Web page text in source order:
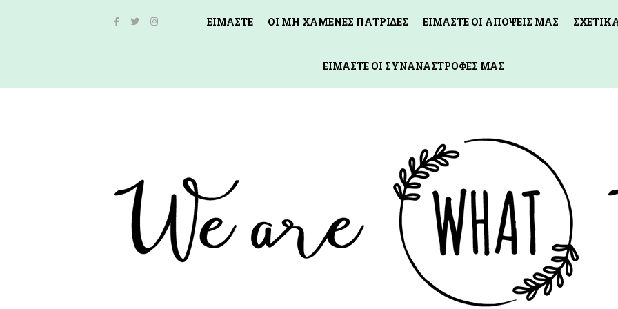
ΕΙΜΑΣΤΕ ΟΙ ΜΗ ΧΑΜΕΝΕΣ ΠΑΤΡΙΔΕΣ ΕΙΜΑΣΤΕ ΟΙ ΑΠΟΨΕΙΣ ΜΑΣ
ΕΙΜΑΣΤΕ ΟΙ ΣΥΝΑΝΑΣΤΡΟΦΕΣ ΜΑΣ